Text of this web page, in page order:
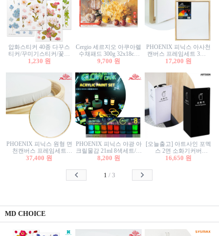
압화스티커 40종 다꾸스
티커/꾸미기스티커/꽃스
티커/압화꽃책갈피/팬시
1,230 원
Cergio 세르지오 아쿠아렐
수채패드 300g 32x18cm
12매 1면제본
9,700 원
PHOENIX 피닉스 아사천
캔버스 프레임세트 3호F
27.3x22cm 캔버스와 올림
17,200 원
PHOENIX 피닉스 원형 면
천캔버스 프레임세트
40cm/원형캔버스/플로팅
37,400 원
PHOENIX 피닉스 야광 아
크릴물감 21ml 8색세트/야
광물감
8,200 원
[오늘출고] 아트사인 포멕
스 2면 소화기커버
1470/1471/소화기커버/소
함/소화기거치대/소화기
16,650 원
1 / 3
MD CHOICE